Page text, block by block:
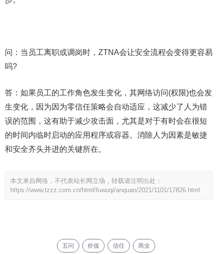
问：当员工离职或调岗时，ZTNA会让安全流程会变得更容易
吗?
答：如果员工的工作角色发生变化，其网络访问(权限)也会发
生变化，因为因为零信任策略会自动适应，这减少了人为错
误的范围，这有助于减少攻击面，尤其是对于有时会在很短
的时间内临时启动的应用程序或容器。消除人为因素是敏捷
和安全齐头并进的关键所在。
本文来自网络，不代表站长网立场，转载请注明出处：
https://www.tzzz.com.cn/html/fuwuqi/anquan/2021/1101/17826.html
五问 价值 信任 商业